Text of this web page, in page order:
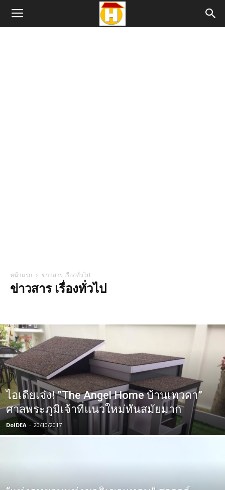
หน้าแรก ข่าวสาร เรื่องทั่วไป
ข่าวสาร เรื่องทั่วไป
ไอเดียเจ๋ง! ”The Angel Home บ้านเทวดา”
ศาลพระภูมิเจ้าที่แนวใหม่ทันสมัยมาก
DoIDEA - 20/10/2017